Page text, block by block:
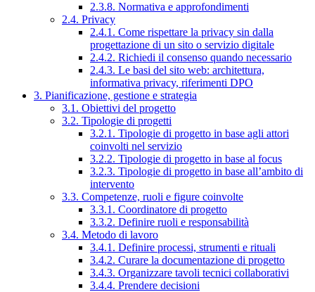
2.3.8. Normativa e approfondimenti
2.4. Privacy
2.4.1. Come rispettare la privacy sin dalla
progettazione di un sito o servizio digitale
2.4.2. Richiedi il consenso quando necessario
2.4.3. Le basi del sito web: architettura,
informativa privacy, riferimenti DPO
3. Pianificazione, gestione e strategia
3.1. Obiettivi del progetto
3.2. Tipologie di progetti
3.2.1. Tipologie di progetto in base agli attori
coinvolti nel servizio
3.2.2. Tipologie di progetto in base al focus
3.2.3. Tipologie di progetto in base all’ambito di
intervento
3.3. Competenze, ruoli e figure coinvolte
3.3.1. Coordinatore di progetto
3.3.2. Definire ruoli e responsabilità
3.4. Metodo di lavoro
3.4.1. Definire processi, strumenti e rituali
3.4.2. Curare la documentazione di progetto
3.4.3. Organizzare tavoli tecnici collaborativi
3.4.4. Prendere decisioni